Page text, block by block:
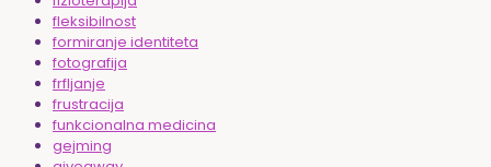
fleksibilnost
formiranje identiteta
fotografija
frfljanje
frustracija
funkcionalna medicina
gejming